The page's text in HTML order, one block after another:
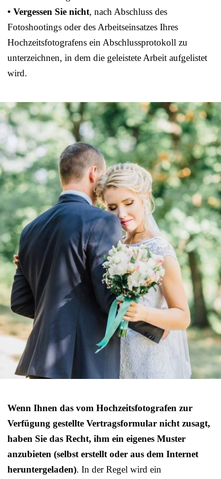
• Vergessen Sie nicht, nach Abschluss des
Fotoshootings oder des Arbeitseinsatzes Ihres
Hochzeitsfotografens ein Abschlussprotokoll zu
unterzeichnen, in dem die geleistete Arbeit aufgelistet
wird.
Wenn Ihnen das vom Hochzeitsfotografen zur
Verfügung gestellte Vertragsformular nicht zusagt,
haben Sie das Recht, ihm ein eigenes Muster
anzubieten (selbst erstellt oder aus dem Internet
heruntergeladen). In der Regel wird ein